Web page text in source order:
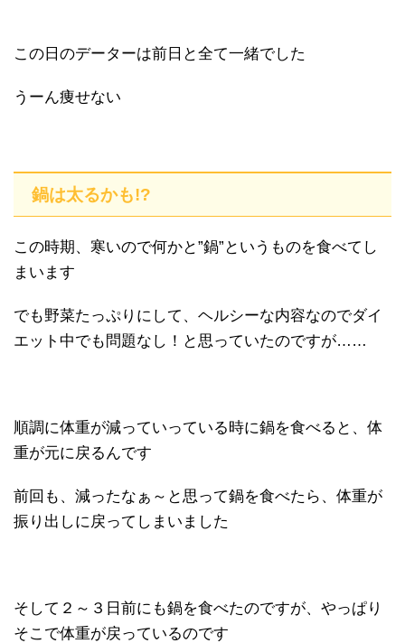
この日のデーターは前日と全て一緒でした
うーん痩せない
鍋は太るかも!?
この時期、寒いので何かと”鍋”というものを食べてし
まいます
でも野菜たっぷりにして、ヘルシーな内容なのでダイ
エット中でも問題なし！と思っていたのですが……
順調に体重が減っていっている時に鍋を食べると、体
重が元に戻るんです
前回も、減ったなぁ～と思って鍋を食べたら、体重が
振り出しに戻ってしまいました
そして２～３日前にも鍋を食べたのですが、やっぱり
そこで体重が戻っているのです